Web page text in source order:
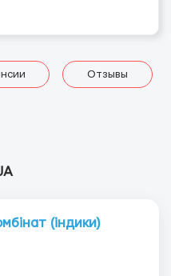
Отзывы
(індики)